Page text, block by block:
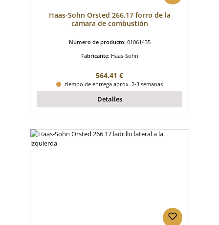
Haas-Sohn Orsted 266.17 forro de la
cámara de combustión
Número de producto: 01061435
Fabricante: Haas-Sohn
Precio normal:
564,41 €
tiempo de entrega aprox. 2-3 semanas
Detalles